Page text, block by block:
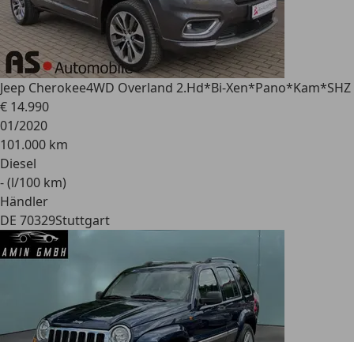
Jeep Cherokee4WD Overland 2.Hd*Bi-Xen*Pano*Kam*SHZ
€ 14.990
01/2020
101.000 km
Diesel
- (l/100 km)
Händler
DE 70329Stuttgart